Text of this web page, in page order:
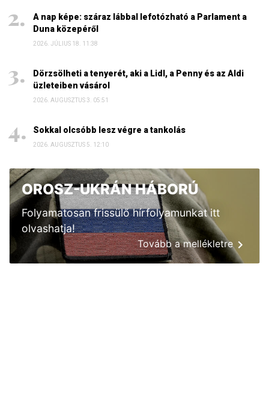
A nap képe: száraz lábbal lefotózható a Parlament a
Duna közepéről
2026. JÚLIUS 18. 11:38
Dörzsölheti a tenyerét, aki a Lidl, a Penny és az Aldi
üzleteiben vásárol
2026. AUGUSZTUS 3. 05:51
Sokkal olcsóbb lesz végre a tankolás
2026. AUGUSZTUS 5. 12:10
OROSZ-UKRÁN HÁBORÚ
Folyamatosan frissülő hírfolyamunkat itt
olvashatja!
Tovább a mellékletre